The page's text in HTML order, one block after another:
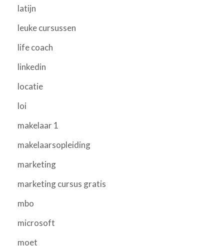
latijn
leuke cursussen
life coach
linkedin
locatie
loi
makelaar 1
makelaarsopleiding
marketing
marketing cursus gratis
mbo
microsoft
moet